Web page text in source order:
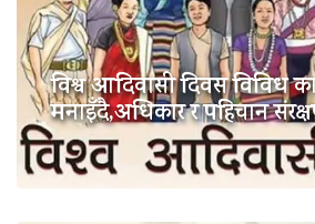
विश्व आदिवासी दिवस विविध
मनाइँदै,अधिकार र पहिचान